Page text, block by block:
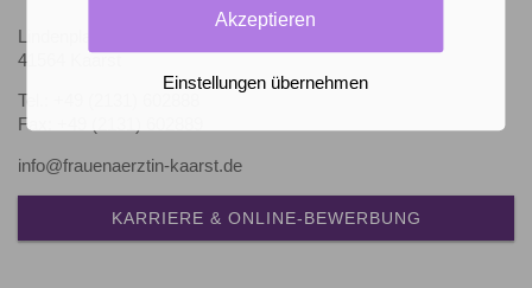
41564 Kaarst
Tel.: +49 (2131) 602888
Fax: +49 (2131) 602889
info@frauenaerztin-kaarst.de
KARRIERE & ONLINE-BEWERBUNG
Akzeptieren
Einstellungen übernehmen